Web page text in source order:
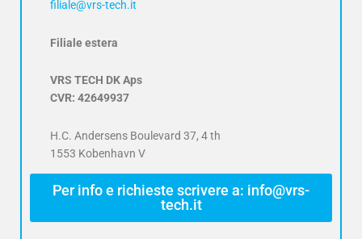
filiale@vrs-tech.it
Filiale estera
VRS TECH DK Aps
CVR: 42649937
H.C. Andersens Boulevard 37, 4 th
1553 Kobenhavn V
Per info e richieste scrivere a: info@vrs-
tech.it